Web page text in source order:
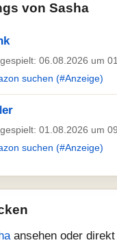
von Sasha
06.08.2026 um
suchen (#Anzeige)
01.08.2026 um
suchen (#Anzeige)
ansehen oder